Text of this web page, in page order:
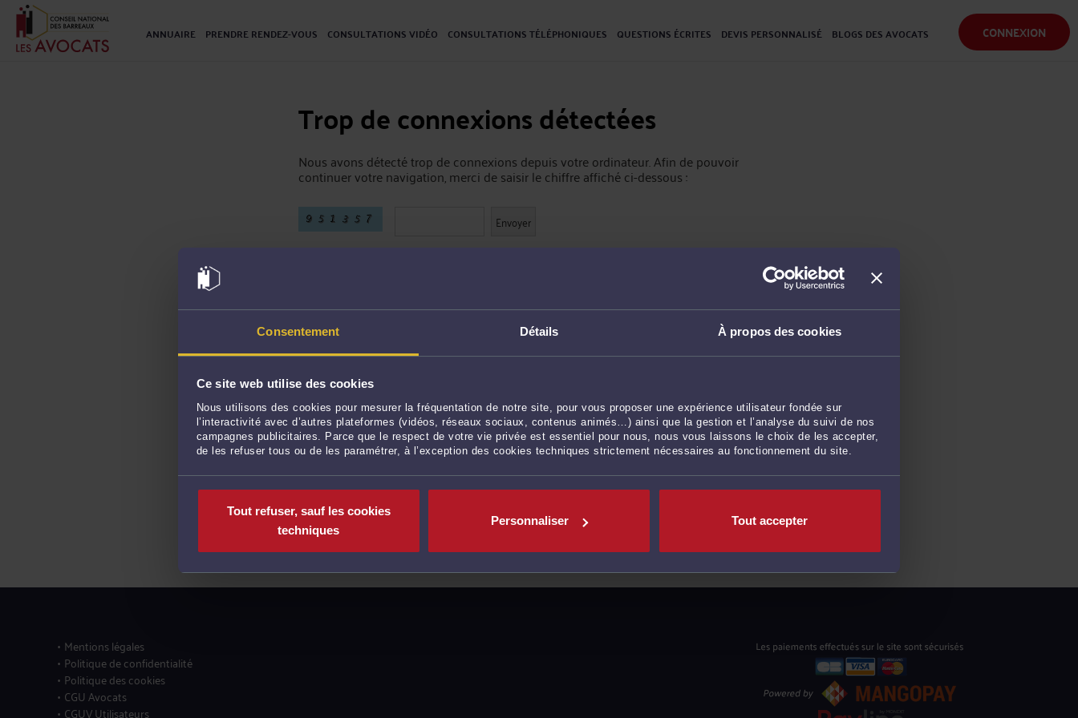
Consentement Détails À propos des cookies
Ce site web utilise des cookies
Nous utilisons des cookies pour mesurer la fréquentation de notre site, pour vous proposer une expérience utilisateur fondée sur
l’interactivité avec d’autres plateformes (vidéos, réseaux sociaux, contenus animés…) ainsi que la gestion et l’analyse du suivi de nos
campagnes publicitaires. Parce que le respect de votre vie privée est essentiel pour nous, nous vous laissons le choix de les accepter,
de les refuser tous ou de les paramétrer, à l’exception des cookies techniques strictement nécessaires au fonctionnement du site.
Tout refuser, sauf les cookies
techniques
Personnaliser Tout accepter
CONNEXION
ANNUAIRE PRENDRE RENDEZ-VOUS CONSULTATIONS VIDÉO CONSULTATIONS TÉLÉPHONIQUES QUESTIONS ÉCRITES DEVIS PERSONNALISÉ BLOGS DES AVOCATS
Trop de connexions détectées
Nous avons détecté trop de connexions depuis votre ordinateur. Afin de pouvoir
continuer votre navigation, merci de saisir le chiffre affiché ci-dessous :
Mentions légales
Politique de confidentialité
Politique des cookies
CGU Avocats
CGUV Utilisateurs